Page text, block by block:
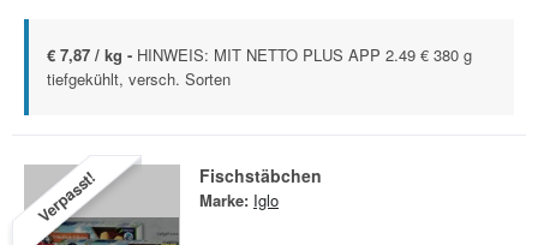
€ 7,87 / kg - HINWEIS: MIT NETTO PLUS APP 2.49 € 380 g
tiefgekühlt, versch. Sorten
Verpasst! Fischstäbchen
Marke: Iglo